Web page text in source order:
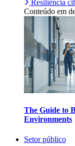
Resiliência
Conteúdo em
The Guide to
Environments
Setor público